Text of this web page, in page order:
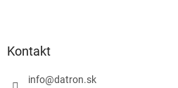
Kontakt
info@datron.sk